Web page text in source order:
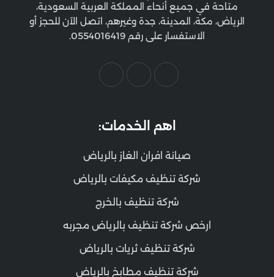
متاحة في جميع أنحاء المملكة العربية السعودية،
الرياض، مكة، المدينة، جدة وغيرهم، اتصل الآن للحجز أو
الاستفسار على رقم 0554016419.
اهم الخدمات:
صيانة افران الغاز بالرياض
شركة تنظيف مكيفات بالرياض
شركة تنظيف بالخرج
ارخص شركة تنظيف بالرياض مجربه
شركة تنظيف ثريات بالرياض
شركة تنظيف مطابخ بالرياض